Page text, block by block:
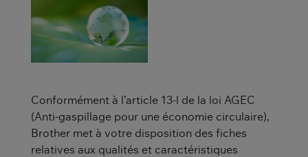
Conformément à l’article 13-l de la loi AGEC
(Anti-gaspillage pour une économie circulaire),
Brother met à votre disposition des fiches
relatives aux qualités et caractéristiques